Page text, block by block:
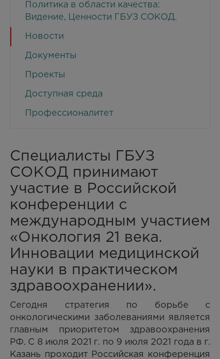
Политика в области качества:
Видение, Ценности ГБУЗ СОКОД.
Новости
Документы
Проекты
Доступная среда
Профессионалитет
Специалисты ГБУЗ
СОКОД принимают
участие в Российской
конференции с
международным участием
«Онкология 21 века.
Инновации медицинской
науки в практическом
здравоохранении».
Сегодня стратегия по борьбе с
онкологическими заболеваниями является
главным приоритетом здравоохранения
РФ. С 8 июля 2021 г. по 9 июля 2021 года в г.
Казань проходит Российская конференция